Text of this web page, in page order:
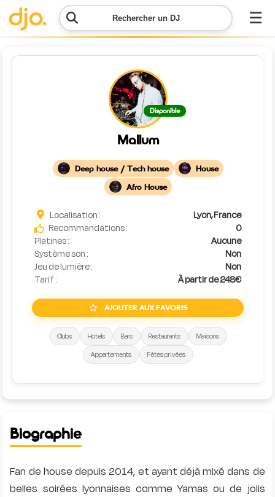
Rechercher un DJ ☰
Menu
demande
de prix
Disponible
Mallum
Deep house / Tech house
House
Afro House
Localisation :
Lyon, France
Recommandations :
0
Platines :
Aucune
Système son :
Non
Jeu de lumière :
Non
Tarif :
À partir de 248€
AJOUTER AUX FAVORIS
Clubs Hotels Bars Restaurants
Maisons
Appartements
Fêtes privées
Biographie
Fan de house depuis 2014, et ayant déjà mixé dans de
belles soirées lyonnaises comme Yamas ou de jolis